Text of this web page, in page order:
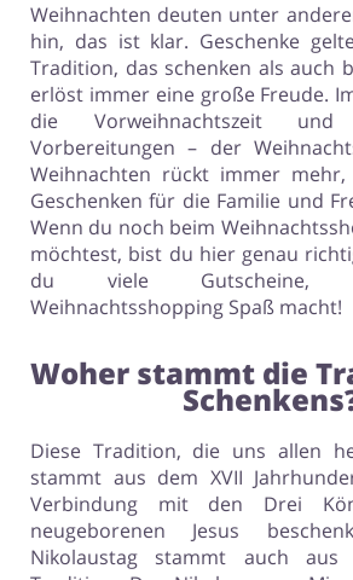
Weihnachten deuten unter
hin, das ist klar. Geschenke
Tradition, das schenken als auch
erlöst immer eine große Freude.
die Vorweihnachtszeit
Vorbereitungen – der
Weihnachten rückt immer
Geschenken für die Familie und
Wenn du noch beim
möchtest, bist du hier genau
du viele Gutscheine,
Weihnachtsshopping Spaß macht!
Woher stammt die
Diese Tradition, die uns allen
stammt aus dem XVII
Verbindung mit den Drei
neugeborenen Jesus
Nikolaustag stammt auch aus